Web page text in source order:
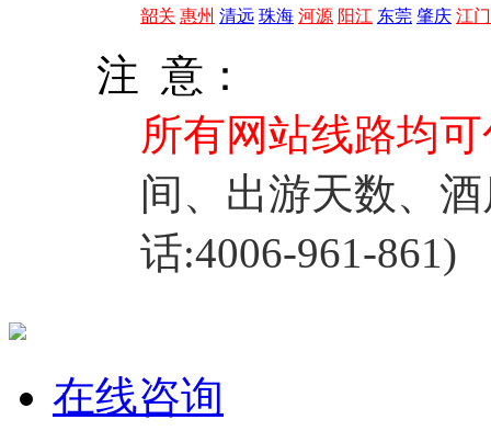
韶关 惠州 清远 珠海 河源 阳江 东莞 肇庆 江门
注 意：
所有网站线路均
间、出游天数、
话:4006-961-861)
在线咨询